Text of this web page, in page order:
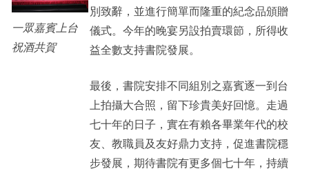
一眾嘉賓上台
祝酒共賀
別致辭，並進行簡單而隆重的紀念品頒贈
儀式。今年的晚宴另設拍賣環節，所得收
益全數支持書院發展。
最後，書院安排不同組別之嘉賓逐一到台
上拍攝大合照，留下珍貴美好回憶。走過
七十年的日子，實在有賴各畢業年代的校
友、教職員及友好鼎力支持，促進書院穩
步發展，期待書院有更多個七十年，持續